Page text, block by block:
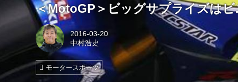
＜MotoGP＞ビッグサプライズは
2016-03-20
中村浩史
モータースポーツ